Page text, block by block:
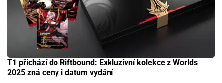
T1 přichází do Riftbound: Exkluzivní kolekce z Worlds
2025 zná ceny i datum vydání